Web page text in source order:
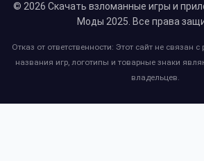
© 2026 Скачать взломанные игры и
Моды 2025. Все права
Отказ от ответственности: Этот сайт не связан
названия игр, логотипы и товарные знаки
владельцев.